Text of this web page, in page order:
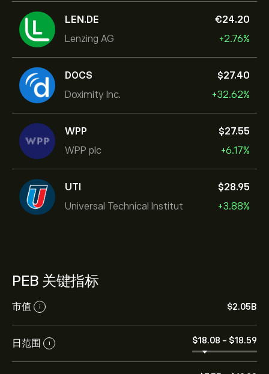
LEN.DE
Lenzing AG
‎€‎24.20
+2.76%
DOCS
Doximity Inc.
‎$‎27.40
+32.62%
WPP
WPP plc
‎$‎27.55
+6.17%
UTI
Universal Technical Institut
‎$‎28.95
+3.88%
PEB 关键指标
市值 i ‎$‎2.05B
日范围 i ‎$‎18.08 - ‎$‎18.59